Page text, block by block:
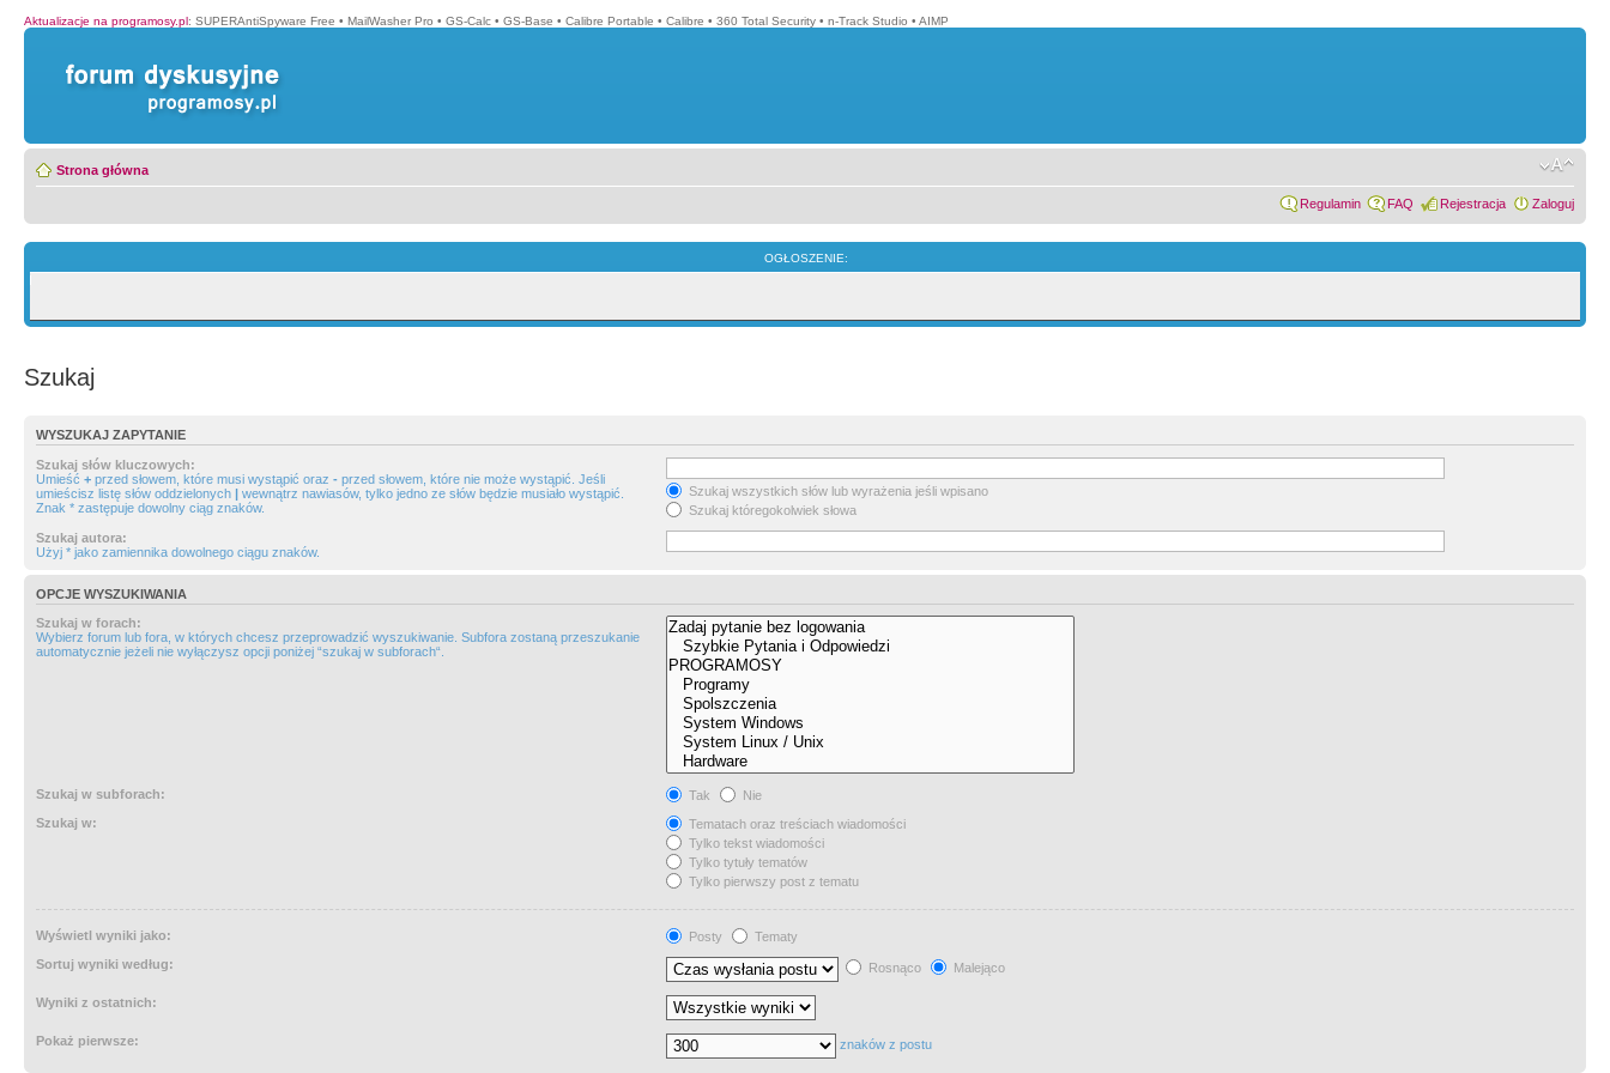
Aktualizacje na programosy.pl: SUPERAntiSpyware Free • MailWasher Pro • GS-Calc • GS-Base • Calibre Portable • Calibre • 360 Total Security • n-Track Studio • AIMP
Strona główna
Regulamin FAQ Rejestracja Zaloguj
OGŁOSZENIE:
Szukaj
WYSZUKAJ ZAPYTANIE
Szukaj słów kluczowych:
Umieść + przed słowem, które musi wystąpić oraz - przed słowem, które nie może wystąpić. Jeśli
umieścisz listę słów oddzielonych | wewnątrz nawiasów, tylko jedno ze słów będzie musiało wystąpić.
Znak * zastępuje dowolny ciąg znaków.
Szukaj wszystkich słów lub wyrażenia jeśli wpisano
Szukaj któregokolwiek słowa
Szukaj autora:
Użyj * jako zamiennika dowolnego ciągu znaków.
OPCJE WYSZUKIWANIA
Szukaj w forach:
Wybierz forum lub fora, w których chcesz przeprowadzić wyszukiwanie. Subfora zostaną przeszukanie
automatycznie jeżeli nie wyłączysz opcji poniżej “szukaj w subforach“.
Szukaj w subforach: Tak
Nie
Szukaj w:
Tematach oraz treściach wiadomości
Tylko tekst wiadomości
Tylko tytuły tematów
Tylko pierwszy post z tematu
Wyświetl wyniki jako: Posty
Tematy
Sortuj wyniki według:
Rosnąco Malejąco
Wyniki z ostatnich:
Pokaż pierwsze: znaków z postu